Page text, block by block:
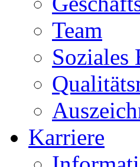
Team
Soziales
Karriere